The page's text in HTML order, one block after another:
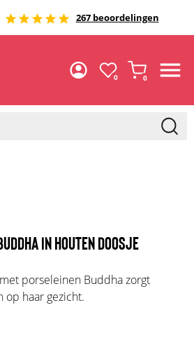
267 beoordelingen
0 0
IN HOUTEN DOOSJE
porseleinen Buddha zorgt
op haar gezicht.